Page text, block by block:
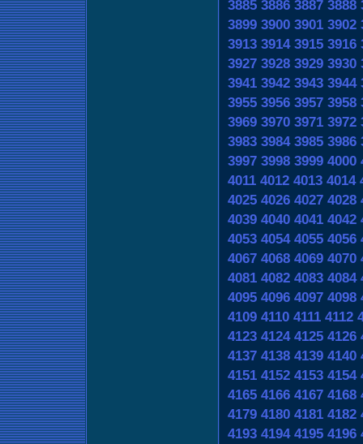
3885 3886 3887 3888
3899 3900 3901 3902
3913 3914 3915 3916
3927 3928 3929 3930
3941 3942 3943 3944
3955 3956 3957 3958
3969 3970 3971 3972
3983 3984 3985 3986
3997 3998 3999 4000
4011 4012 4013 4014
4025 4026 4027 4028
4039 4040 4041 4042
4053 4054 4055 4056
4067 4068 4069 4070
4081 4082 4083 4084
4095 4096 4097 4098
4109 4110 4111 4112
4123 4124 4125 4126
4137 4138 4139 4140
4151 4152 4153 4154
4165 4166 4167 4168
4179 4180 4181 4182
4193 4194 4195 4196